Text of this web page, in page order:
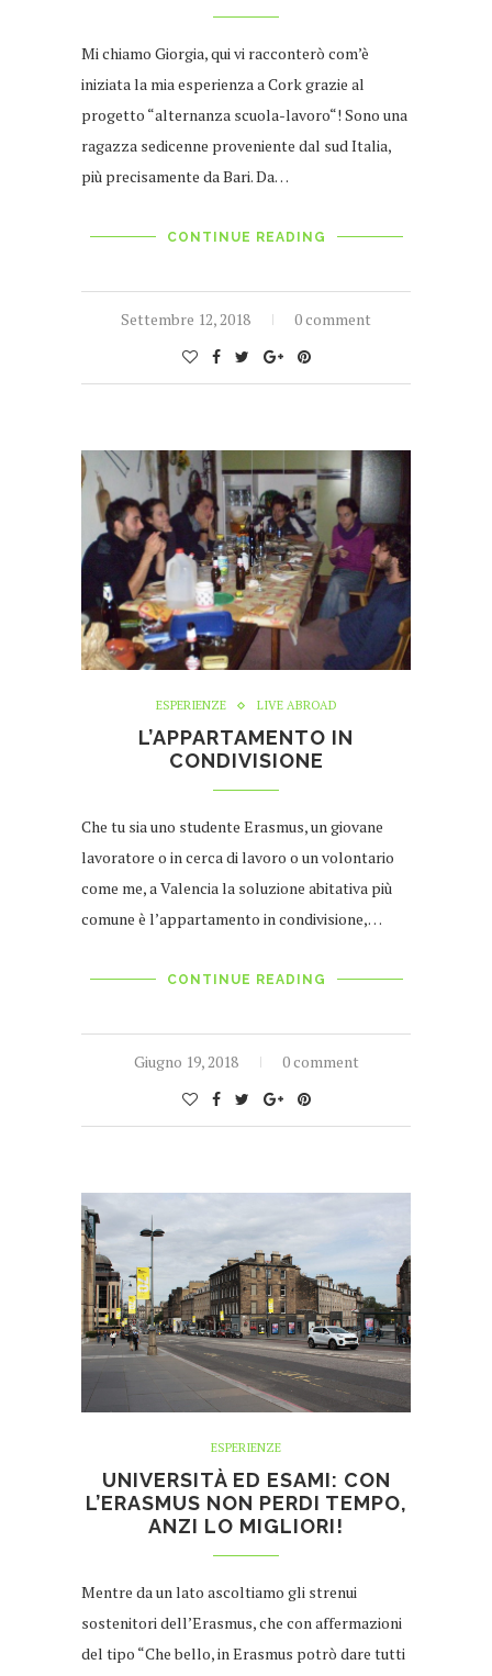
Mi chiamo Giorgia, qui vi racconterò com’è
iniziata la mia esperienza a Cork grazie al
progetto “alternanza scuola-lavoro“! Sono una
ragazza sedicenne proveniente dal sud Italia,
più precisamente da Bari. Da…
CONTINUE READING
Settembre 12, 2018 0 comment
ESPERIENZE LIVE ABROAD
L’APPARTAMENTO IN
CONDIVISIONE
Che tu sia uno studente Erasmus, un giovane
lavoratore o in cerca di lavoro o un volontario
come me, a Valencia la soluzione abitativa più
comune è l’appartamento in condivisione,…
CONTINUE READING
Giugno 19, 2018 0 comment
ESPERIENZE
UNIVERSITÀ ED ESAMI: CON
L’ERASMUS NON PERDI TEMPO,
ANZI LO MIGLIORI!
Mentre da un lato ascoltiamo gli strenui
sostenitori dell’Erasmus, che con affermazioni
del tipo “Che bello, in Erasmus potrò dare tutti